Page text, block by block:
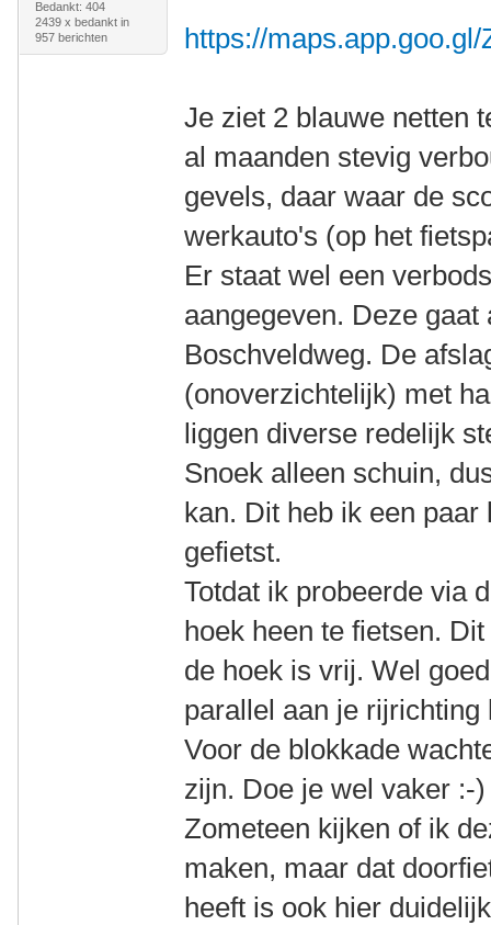
Bedankt: 404
2439 x bedankt in
957 berichten
https://
Je ziet 2 blauwe netten
al maanden stevig
gevels, daar waar de
werkauto's (op het
Er staat wel een
aangegeven. Deze
Boschveldweg. De
(onoverzichtelijk) met
liggen diverse redelijk
Snoek alleen schuin,
kan. Dit heb ik een
gefietst.
Totdat ik probeerde via
hoek heen te fietsen.
de hoek is vrij. Wel
parallel aan je
Voor de blokkade
zijn. Doe je wel vaker :-)
Zometeen kijken of ik
maken, maar dat
heeft is ook hier